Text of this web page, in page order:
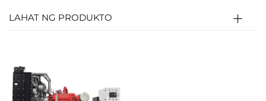
presyon ay nagtutulak sa piston upang
crankshaft naman ay konektado sa rotor ng
generator upang makagawa ng kuryente
LAHAT NG PRODUKTO